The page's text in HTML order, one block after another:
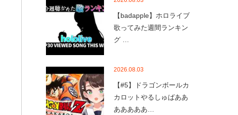
【badapple】ホロライブ
歌ってみた週間ランキン
グ …
2026.08.03
【#5】ドラゴンボールカ
カロットやるしゅばああ
あああああ…